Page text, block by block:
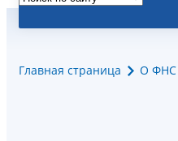
Главная страница О ФНС